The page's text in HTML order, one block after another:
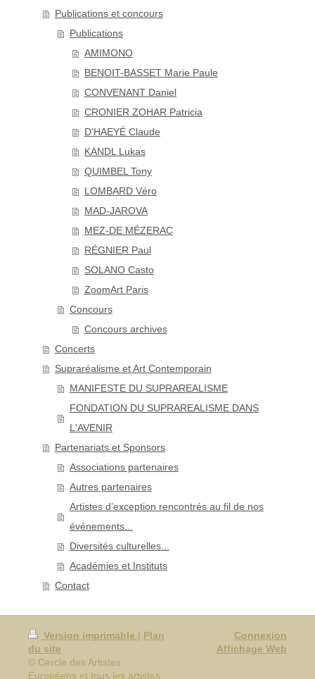
Publications et concours
Publications
AMIMONO
BENOIT-BASSET Marie Paule
CONVENANT Daniel
CRONIER ZOHAR Patricia
D'HAEYÉ Claude
KANDL Lukas
QUIMBEL Tony
LOMBARD Véro
MAD-JAROVA
MEZ-DE MÉZERAC
RÉGNIER Paul
SOLANO Casto
ZoomArt Paris
Concours
Concours archives
Concerts
Supraréalisme et Art Contemporain
MANIFESTE DU SUPRAREALISME
FONDATION DU SUPRAREALISME DANS
L'AVENIR
Partenariats et Sponsors
Associations partenaires
Autres partenaires
Artistes d’exception rencontrés au fil de nos
événements...
Diversités culturelles...
Académies et Instituts
Contact
Version imprimable | Plan
du site
© Cercle des Artistes
Européens et tous les artistes
Connexion
Affichage Web